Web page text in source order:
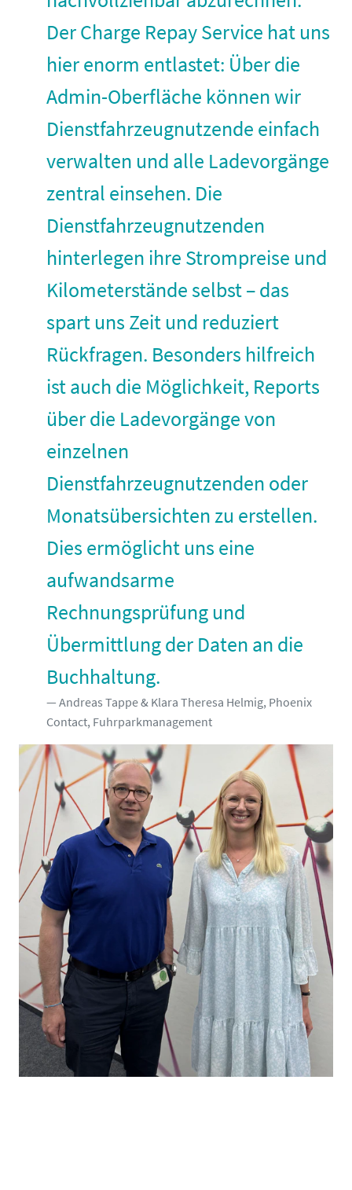
Der Charge Repay Service hat uns
hier enorm entlastet: Über die
Admin-Oberfläche können wir
Dienstfahrzeugnutzende einfach
verwalten und alle Ladevorgänge
zentral einsehen. Die
Dienstfahrzeugnutzenden
hinterlegen ihre Strompreise und
Kilometerstände selbst – das
spart uns Zeit und reduziert
Rückfragen. Besonders hilfreich
ist auch die Möglichkeit, Reports
über die Ladevorgänge von
einzelnen
Dienstfahrzeugnutzenden oder
Monatsübersichten zu erstellen.
Dies ermöglicht uns eine
aufwandsarme
Rechnungsprüfung und
Übermittlung der Daten an die
Buchhaltung.
Andreas Tappe & Klara Theresa Helmig, Phoenix
Contact, Fuhrparkmanagement